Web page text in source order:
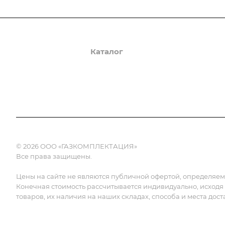
Каталог
© 2026 ООО «ГАЗКОМПЛЕКТАЦИЯ»
Все права защищены.
Цены на сайте не являются публичной офертой,
Конечная стоимость рассчитывается индивидуально,
товаров, их наличия на наших складах, способа и места